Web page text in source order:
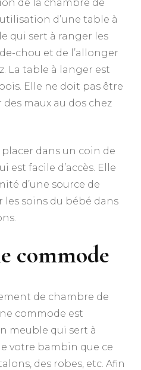
de la chambre de
d’une table à
qui sert à ranger les
chou et de l’allonger
La table à langer est
Elle ne doit pas être
maux au dos chez
dans un coin de
est facile d’accès. Elle
d’une source de
les soins du bébé dans
commode
de chambre de
commode est
meuble qui sert à
votre bambin que ce
des robes, etc. Afin